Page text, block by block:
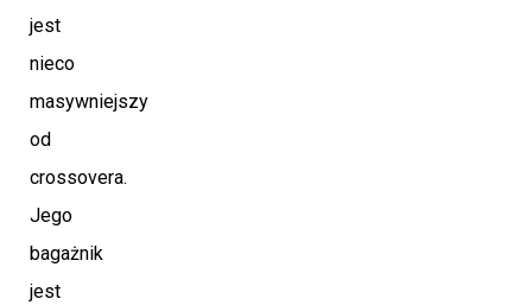
jest
nieco
masywniejszy
od
crossovera.
Jego
bagażnik
jest